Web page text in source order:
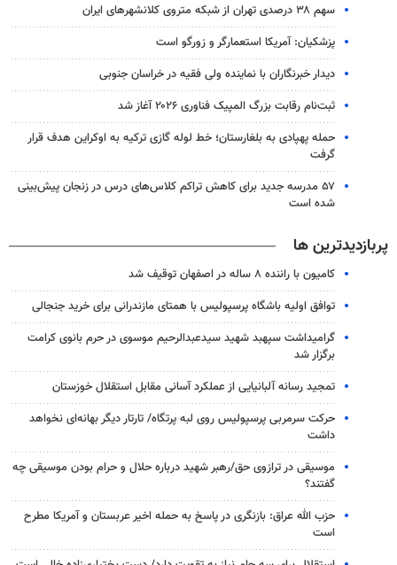
سهم ۳۸ درصدی تهران از شبکه متروی کلانشهرهای ایران
پزشکیان: آمریکا استعمارگر و زورگو است
دیدار خبرنگاران با نماینده ولی فقیه در خراسان جنوبی
ثبت‌نام رقابت بزرگ المپیک فناوری ۲۰۲۶ آغاز شد
حمله پهپادی به بلغارستان؛ خط لوله گازی ترکیه به اوکراین هدف قرار
گرفت
۵۷ مدرسه جدید برای کاهش تراکم کلاس‌های درس در زنجان پیش‌بینی
شده است
پربازدیدترین ها
کامیون با راننده ۸ ساله در اصفهان توقیف شد
توافق اولیه باشگاه پرسپولیس با همتای مازندرانی برای خرید جنجالی
گرامیداشت سپهبد شهید سیدعبدالرحیم موسوی در حرم بانوی کرامت
برگزار شد
تمجید رسانه آلبانیایی از عملکرد آسانی مقابل استقلال خوزستان
حرکت سرمربی پرسپولیس روی لبه پرتگاه/ تارتار دیگر بهانه‌ای نخواهد
داشت
موسیقی در ترازوی حق/رهبر شهید درباره حلال و حرام بودن موسیقی چه
گفتند؟
حزب الله عراق: بازنگری در پاسخ به حمله اخیر عربستان و آمریکا مطرح
است